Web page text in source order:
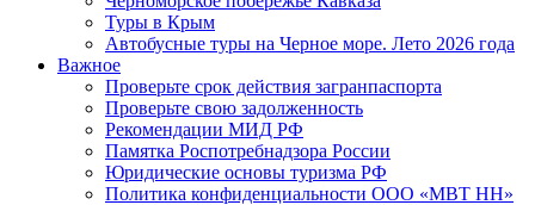
Туры в Крым
Автобусные туры на Черное море. Лето 2026 года
Важное
Проверьте срок действия загранпаспорта
Проверьте свою задолженность
Рекомендации МИД РФ
Памятка Роспотребнадзора России
Юридические основы туризма РФ
Политика конфиденциальности ООО «МВТ НН»